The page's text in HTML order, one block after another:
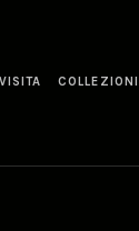
COLLEZIONI